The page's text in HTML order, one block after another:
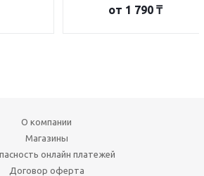
от 1 790 ₸
О компании
Магазины
онлайн платежей
Договор оферта